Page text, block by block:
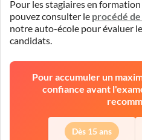
Pour les stagiaires en
pouvez consulter le procédé
notre auto-école pour évaluer
candidats.
Pour accumuler un
confiance avant
Dès 15 ans